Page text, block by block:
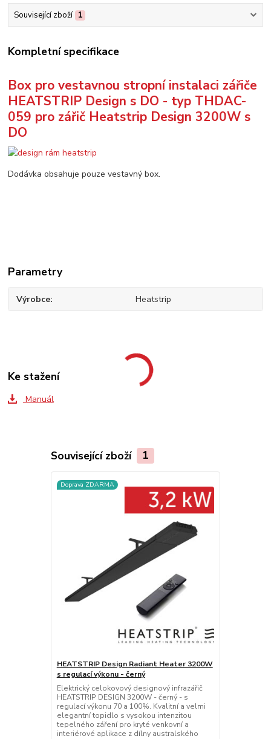
Související zboží 1
Kompletní specifikace
Box pro vestavnou stropní instalaci zářiče
HEATSTRIP Design s DO - typ THDAC-
059 pro zářič Heatstrip Design 3200W s
DO
Dodávka obsahuje pouze vestavný box.
Parametry
Výrobce Heatstrip
Ke stažení
Manuál
Související zboží 1
Doprava ZDARMA
HEATSTRIP Design Radiant Heater 3200W
s regulací výkonu - černý
Elektrický celokovový designový infrazářič
HEATSTRIP DESIGN 3200W - černý - s
regulací výkonu 70 a 100%. Kvalitní a velmi
elegantní topidlo s vysokou intenzitou
tepelného záření pro kryté venkovní a
interiérové aplikace z dílny australského